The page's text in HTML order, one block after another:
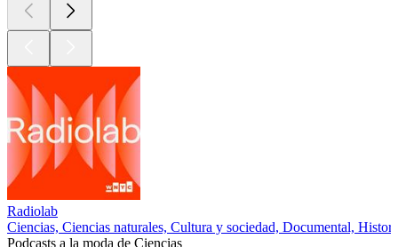
Radiolab
Ciencias, Ciencias naturales, Cultura y sociedad, Documental,
Podcasts a la moda de Ciencias